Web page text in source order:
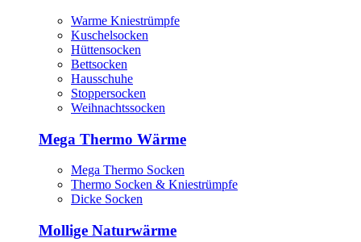
Warme Kniestrümpfe
Kuschelsocken
Hüttensocken
Bettsocken
Hausschuhe
Stoppersocken
Weihnachtssocken
Mega Thermo Wärme
Mega Thermo Socken
Thermo Socken & Kniestrümpfe
Dicke Socken
Mollige Naturwärme